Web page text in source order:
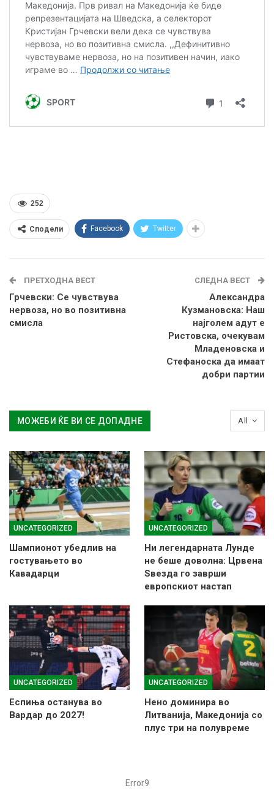
252
Сподели Facebook Twitter
ПРЕТХОДНА ВЕСТ
Грчевски: Се чувствува
нервоза, но во позитивна
смисла
СЛЕДНА ВЕСТ
Александра
Кузмановска: Наш
најголем адут е
Ристовска, очекувам
Младеновска и
Стефаноска да имаат
добри партии
All
МОЖЕБИ ЌЕ ВИ СЕ ДОПАДНЕ
UNCATEGORIZED
Шампионот убедлив на
гостувањето во
Кавадарци
UNCATEGORIZED
Ни легендарната Лунде
не беше доволна: Црвена
Ѕвезда го заврши
европскиот настап
UNCATEGORIZED
Еспиња останува во
Вардар до 2027!
UNCATEGORIZED
Нено доминира во
Литванија, Македонија со
плус три на полувреме
Error9